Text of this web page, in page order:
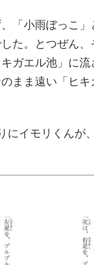
「小雨ぼっこ
た。とつぜん
ガエル池」に
まま遠い「ヒ
イモリくんが